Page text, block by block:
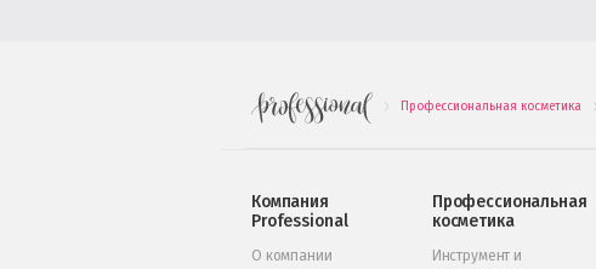
Профессиональная косметика
Компания
Professional
О компании
Профессиональная
косметика
Инструмент и